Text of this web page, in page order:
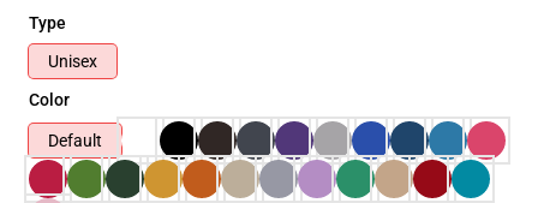
Type
Unisex
Color
Default